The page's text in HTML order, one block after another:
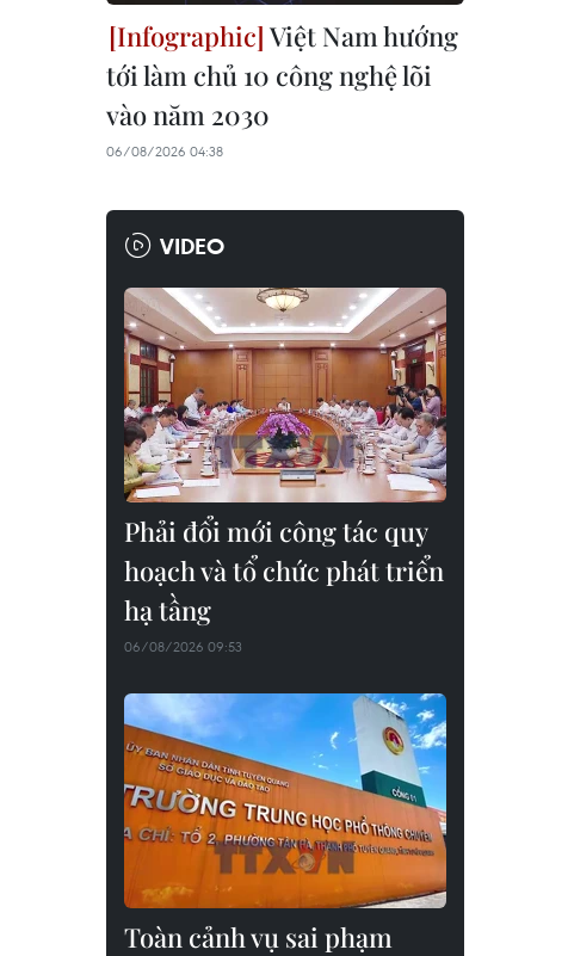
Việt Nam hướng
tới làm chủ 10 công nghệ lõi
vào năm 2030
06/08/2026 04:38
VIDEO
Phải đổi mới công tác quy
hoạch và tổ chức phát triển
hạ tầng
06/08/2026 09:53
Toàn cảnh vụ sai phạm